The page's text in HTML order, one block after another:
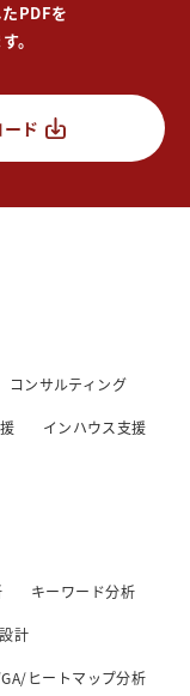
PDFを
。
ド
コンサルティング
インハウス支援
キーワード分析
計
ヒートマップ分析